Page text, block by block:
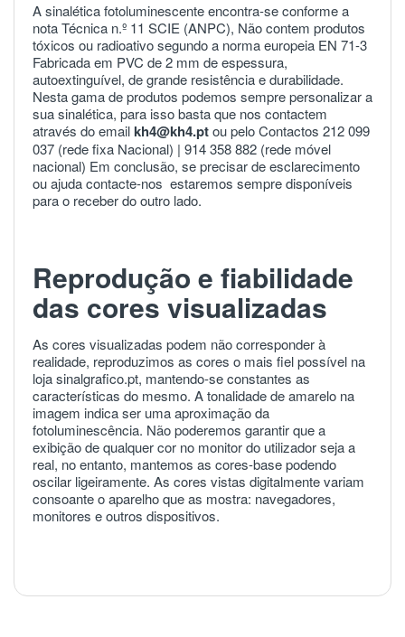
A sinalética fotoluminescente encontra-se conforme a
nota Técnica n.º 11 SCIE (ANPC), Não contem produtos
tóxicos ou radioativo segundo a norma europeia EN 71-3
Fabricada em PVC de 2 mm de espessura,
autoextinguível, de grande resistência e durabilidade.
Nesta gama de produtos podemos sempre personalizar a
sua sinalética, para isso basta que nos contactem
através do emailkh4@kh4.ptou pelo Contactos 212 099
037 (rede fixa Nacional) | 914 358 882 (rede móvel
nacional) Em conclusão, se precisar de esclarecimento
ou ajudacontacte-nos estaremos sempre disponíveis
para o receber do outro lado.
Reprodução e fiabilidade
das cores visualizadas
As cores visualizadas podem não corresponder à
realidade, reproduzimos as cores o mais fiel possível na
loja sinalgrafico.pt, mantendo-se constantes as
características do mesmo. A tonalidade de amarelo na
imagem indica ser uma aproximação da
fotoluminescência. Não poderemos garantir que a
exibição de qualquer cor no monitor do utilizador seja a
real, no entanto, mantemos as cores-base podendo
oscilar ligeiramente. As cores vistas digitalmente variam
consoante o aparelho que as mostra: navegadores,
monitores e outros dispositivos.